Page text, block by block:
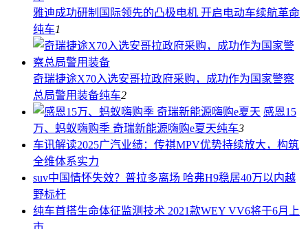
雅迪成功研制国际领先的凸极电机 开启电动车续航革命
纯车1
奇瑞捷途X70入选安哥拉政府采购，成功作为国家警察
总局警用装备纯车2
感恩15
万、蚂蚁嗨购季 奇瑞新能源嗨购e夏天纯车3
车讯解读2025广汽业绩：传祺MPV优势持续放大，构筑
全维体系实力
suv中国情怀失效？普拉多离场 哈弗H9稳居40万以内越
野标杆
纯车首搭生命体征监测技术 2021款WEY VV6将于6月上